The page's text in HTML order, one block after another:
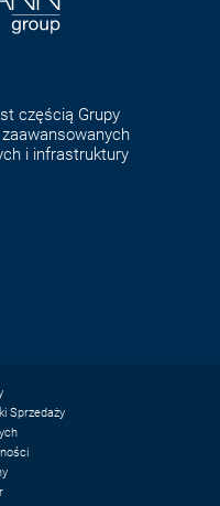
częścią Grupy
i infrastruktury
Sprzedaży